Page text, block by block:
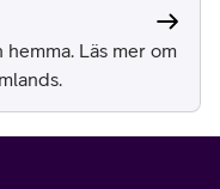
Läs mer om